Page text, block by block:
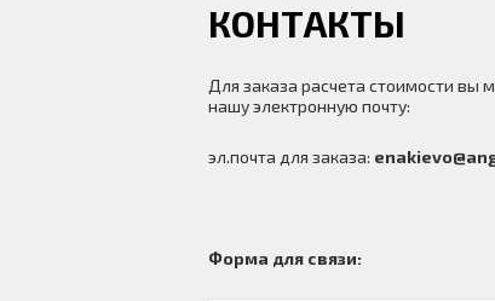
КОНТАКТЫ
Для заказа расчета стоимости вы
нашу электронную почту:
эл.почта для заказа:
Форма для связи: